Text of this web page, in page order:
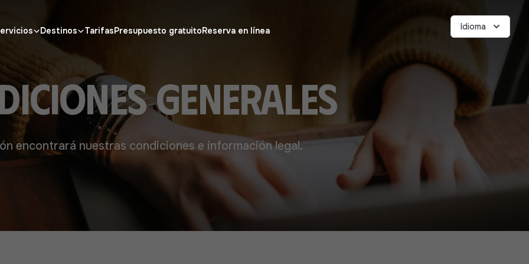
Destinos TarifasPresupuesto gratuitoReserva en línea Idioma
generales
encontrará nuestras condiciones e información legal.